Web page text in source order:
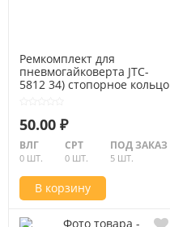
Ремкомплект для
пневмогайковерта JTC-
5812 34) стопорное кольцо
50.00 ₽
ВЛГ
0 ШТ.
СРТ
0 ШТ.
ПОД ЗАКАЗ
5 ШТ.
В корзину